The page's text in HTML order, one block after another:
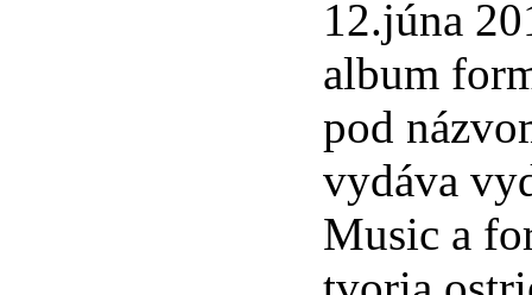
12.júna
album
pod
vydáva
Music a